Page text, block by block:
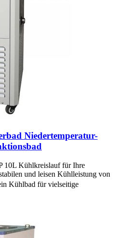
Niedertemperatur-
10L Kühlkreislauf für Ihre
und leisen Kühlleistung von
Kühlbad für vielseitige